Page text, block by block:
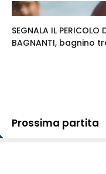
SEGNALA IL
BAGNANTI, bagnino
Prossima partita